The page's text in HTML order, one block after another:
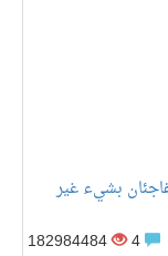
بشيء غير
182984484